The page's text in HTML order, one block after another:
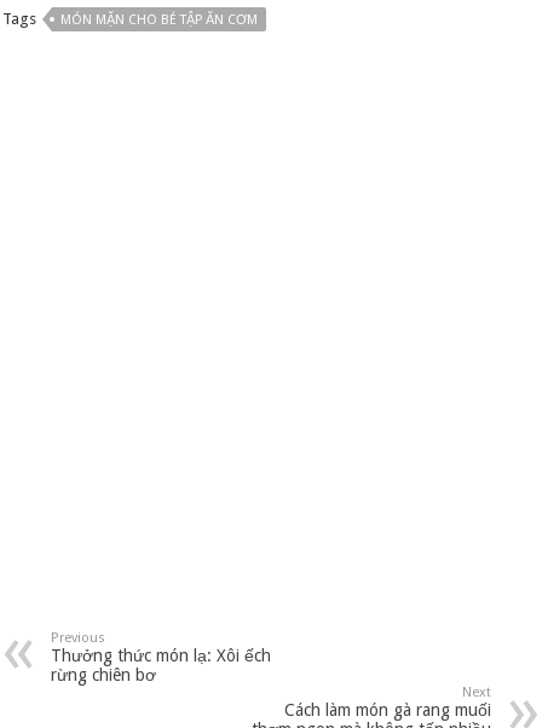
Tags MÓN MẶN CHO BÉ TẬP ĂN CƠM
Previous
Thưởng thức món lạ: Xôi ếch
rừng chiên bơ
Next
Cách làm món gà rang muối